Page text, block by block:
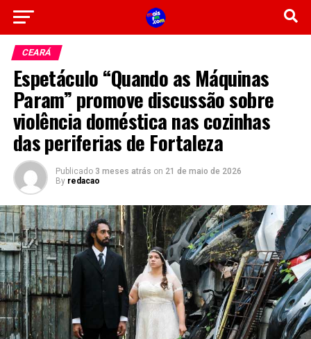
CEARÁ
Espetáculo “Quando as Máquinas
Param” promove discussão sobre
violência doméstica nas cozinhas
das periferias de Fortaleza
Publicado 3 meses atrás on 21 de maio de 2026
By redacao